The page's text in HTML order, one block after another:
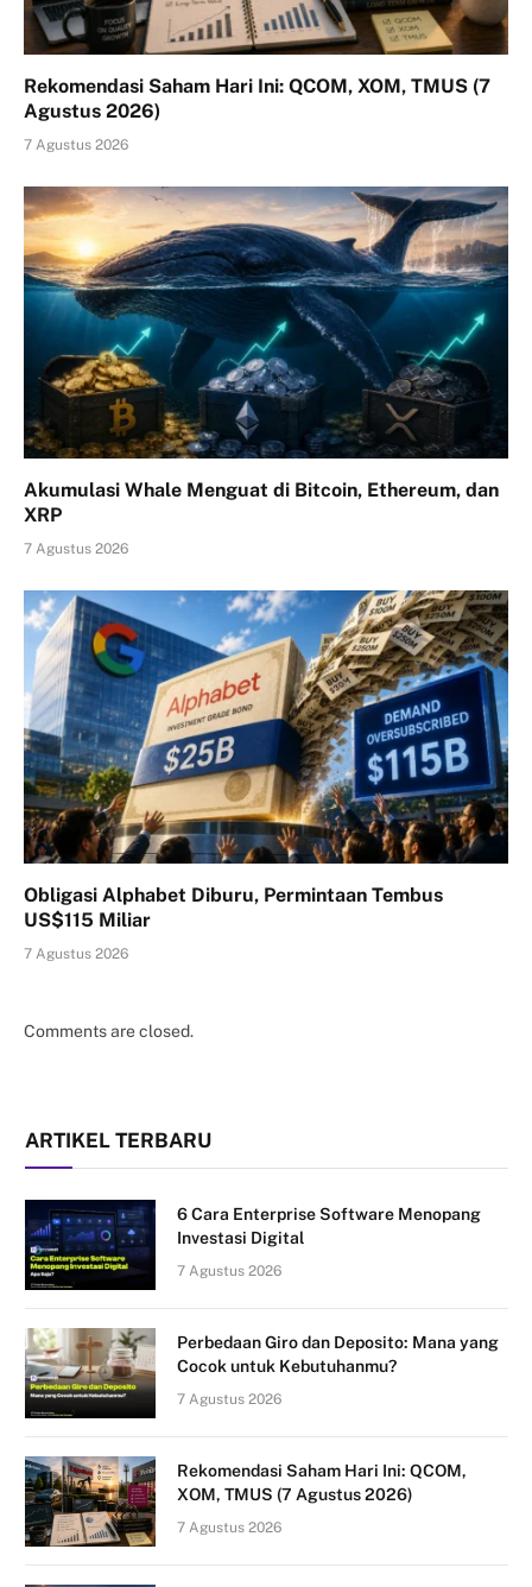
Rekomendasi Saham Hari Ini: QCOM, XOM, TMUS (7
Agustus 2026)
7 Agustus 2026
Akumulasi Whale Menguat di Bitcoin, Ethereum, dan
XRP
7 Agustus 2026
Obligasi Alphabet Diburu, Permintaan Tembus
US$115 Miliar
7 Agustus 2026
Comments are closed.
ARTIKEL TERBARU
6 Cara Enterprise Software Menopang
Investasi Digital
7 Agustus 2026
Perbedaan Giro dan Deposito: Mana yang
Cocok untuk Kebutuhanmu?
7 Agustus 2026
Rekomendasi Saham Hari Ini: QCOM,
XOM, TMUS (7 Agustus 2026)
7 Agustus 2026